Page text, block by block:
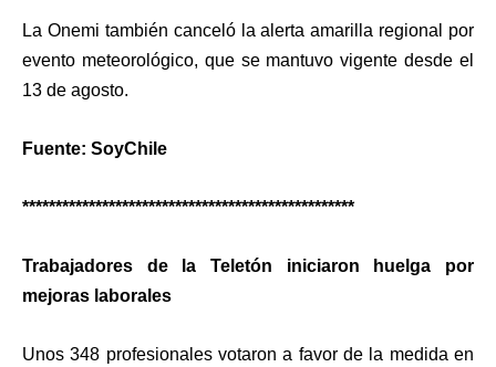
La Onemi también canceló la alerta amarilla regional por
evento meteorológico, que se mantuvo vigente desde el
13 de agosto.
Fuente: SoyChile
**************************************************
Trabajadores de la Teletón iniciaron huelga por
mejoras laborales
Unos 348 profesionales votaron a favor de la medida en